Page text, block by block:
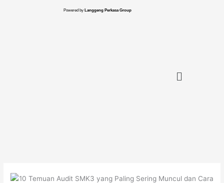
Powered by Langgeng Perkasa Group
Menu